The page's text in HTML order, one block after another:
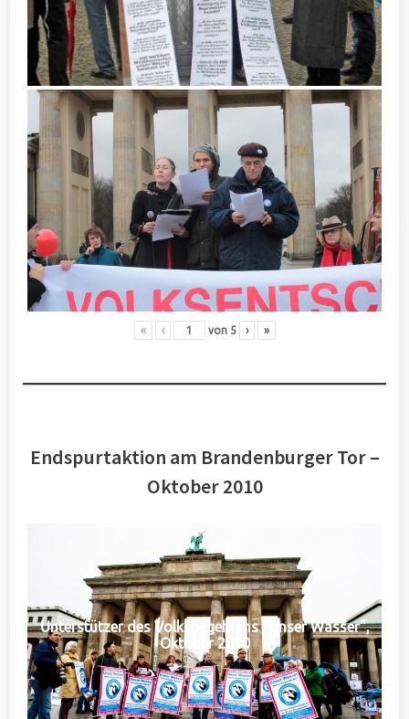
« ‹ von 5 › »
Endspurtaktion am Brandenburger Tor –
Oktober 2010
Unterstützer des Volksbegehrens "Unser Wasser",
Oktober 2010